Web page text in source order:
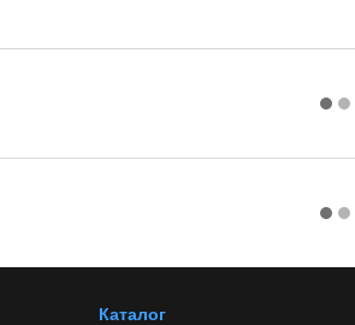
Каталог